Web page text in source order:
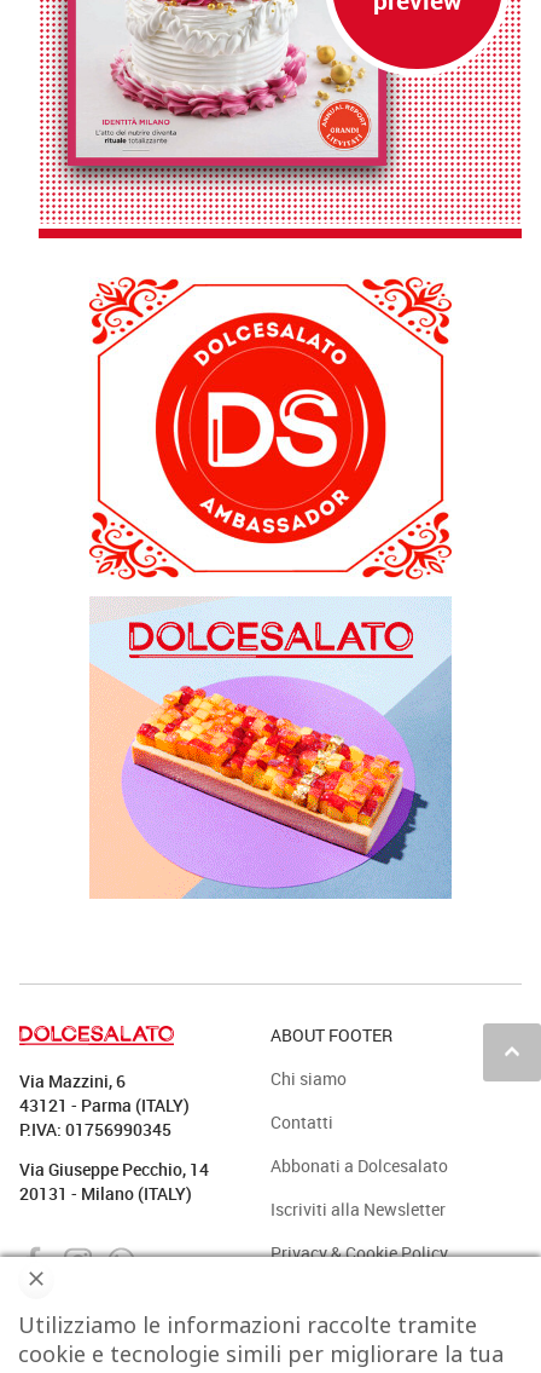
keyboard_arrow_up
Via Mazzini, 6
43121 - Parma (ITALY)
P.IVA: 01756990345
Via Giuseppe Pecchio, 14
20131 - Milano (ITALY)
ABOUT FOOTER
Chi siamo
Contatti
Abbonati a Dolcesalato
Iscriviti alla Newsletter
Privacy & Cookie Policy
PASTICCERIA BAKERY GELATO CAFFÈ & CO.
Utilizziamo le informazioni raccolte tramite
cookie e tecnologie simili per migliorare la tua